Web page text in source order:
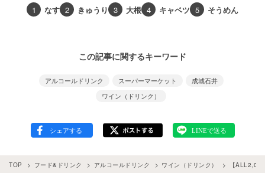
1 なす 2 きゅうり 3 大根 4 キャベツ 5 そうめん
この記事に関するキーワード
アルコールドリンク スーパーマーケット
成城石井
ワイン（ドリンク）
TOP フード&ドリンク アルコールドリンク ワイン（ドリンク） 【